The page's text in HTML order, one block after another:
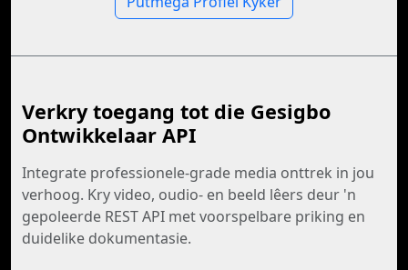
Verkry toegang tot die Gesigbo
Ontwikkelaar API
Integrate professionele-grade media onttrek in jou
verhoog. Kry video, oudio- en beeld lêers deur 'n
gepoleerde REST API met voorspelbare priking en
duidelike dokumentasie.